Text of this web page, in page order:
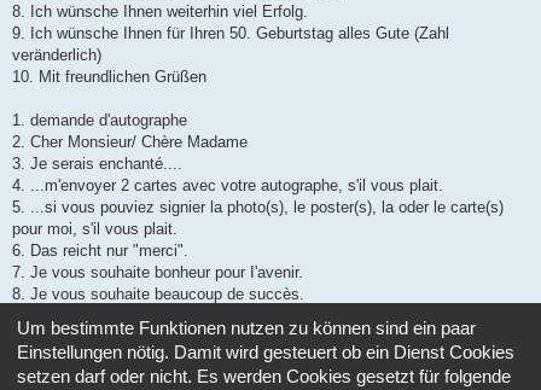
8. Ich wünsche Ihnen weiterhin viel Erfolg.
9. Ich wünsche Ihnen für Ihren 50. Geburtstag alles Gute (Zahl
veränderlich)
10. Mit freundlichen Grüßen
1. demande d'autographe
2. Cher Monsieur/ Chère Madame
3. Je serais enchanté....
4. ...m'envoyer 2 cartes avec votre autographe, s'il vous plait.
5. ...si vous pouviez signier la photo(s), le poster(s), la oder le carte(s)
pour moi, s'il vous plait.
6. Das reicht nur "merci".
7. Je vous souhaite bonheur pour I'avenir.
8. Je vous souhaite beaucoup de succès.
10. Amitiés
Um bestimmte Funktionen nutzen zu können sind ein paar
Einstellungen nötig. Damit wird gesteuert ob ein Dienst Cookies
setzen darf oder nicht. Es werden Cookies gesetzt für folgende